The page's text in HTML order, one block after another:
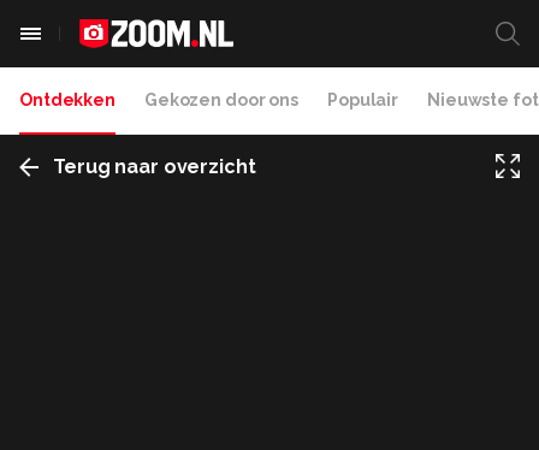
Ontdekken Gekozen door ons Populair Nieuwste
Terug naar overzicht